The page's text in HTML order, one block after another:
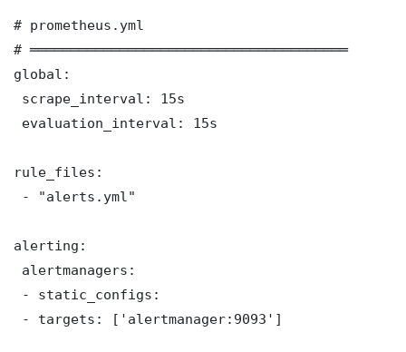
# prometheus.yml
# ═══════════════════════════════════════
global:
scrape_interval: 15s
evaluation_interval: 15s
rule_files:
- "alerts.yml"
alerting:
alertmanagers:
- static_configs:
- targets: ['alertmanager:9093']